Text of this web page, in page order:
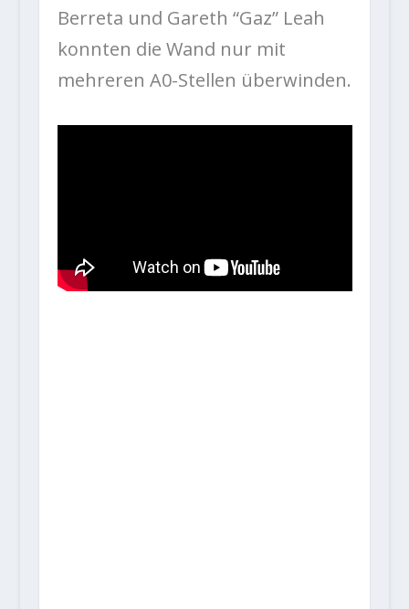
Berreta und Gareth “Gaz” Leah
konnten die Wand nur mit
mehreren A0-Stellen überwinden.